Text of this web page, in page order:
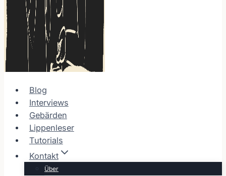
Blog
Interviews
Gebärden
Lippenleser
Tutorials
Kontakt
Über